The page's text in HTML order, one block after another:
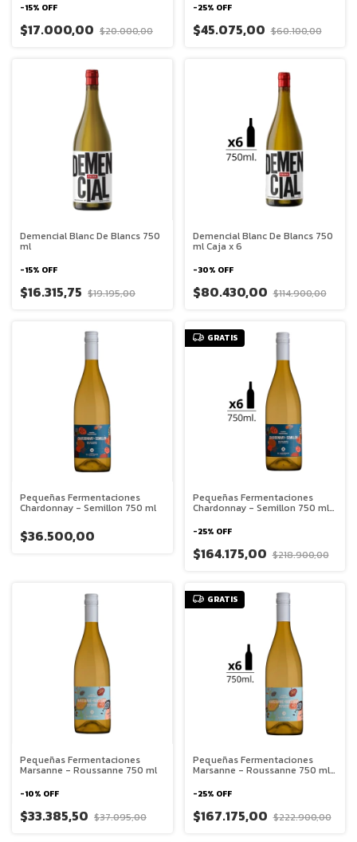
-15% OFF
$17.000,00 $20.000,00
-25% OFF
$45.075,00 $60.100,00
Demencial Blanc De Blancs 750
ml
-15% OFF
$16.315,75 $19.195,00
Demencial Blanc De Blancs 750
ml Caja x 6
-30% OFF
$80.430,00 $114.900,00
Pequeñas Fermentaciones
Chardonnay - Semillon 750 ml
$36.500,00
GRATIS
Pequeñas Fermentaciones
Chardonnay - Semillon 750 ml
-25% OFF
$164.175,00 $218.900,00
Pequeñas Fermentaciones
Marsanne - Roussanne 750 ml
-10% OFF
$33.385,50 $37.095,00
GRATIS
Pequeñas Fermentaciones
Marsanne - Roussanne 750 ml
-25% OFF
$167.175,00 $222.900,00